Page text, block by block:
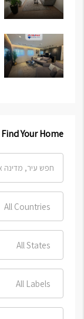
Find Your Home
All Countries
All States
All Labels